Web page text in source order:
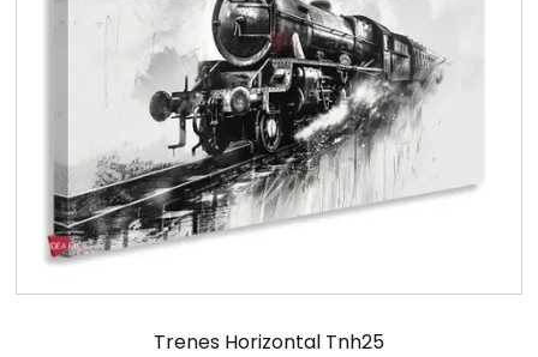
Trenes Horizontal Tnh25